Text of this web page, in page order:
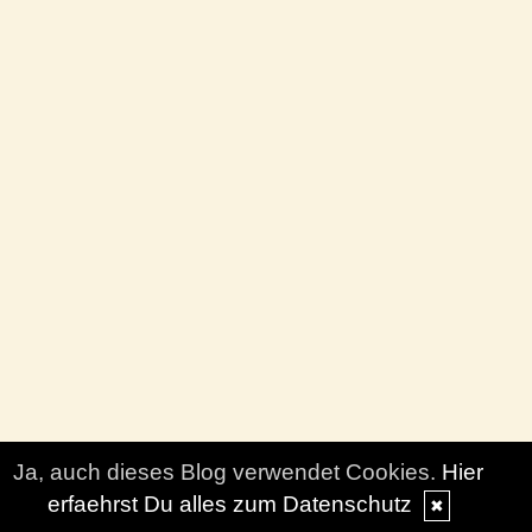
Ja, auch dieses Blog verwendet Cookies. Hier
erfaehrst Du alles zum Datenschutz
✖